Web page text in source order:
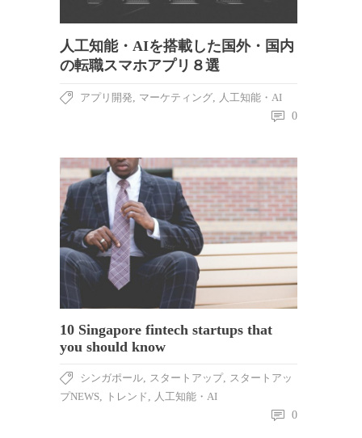
人工知能・AIを搭載した国外・国内
の転職スマホアプリ８選
アプリ開発, マーケティング, 人工知能・AI
0
10 Singapore fintech startups that
you should know
シンガポール, スタートアップ, スタートアッ
プNEWS, トレンド , 人工知能・AI
0